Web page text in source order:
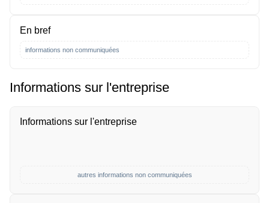
En bref
informations non communiquées
Informations sur l'entreprise
Informations sur l'entreprise
autres informations non communiquées